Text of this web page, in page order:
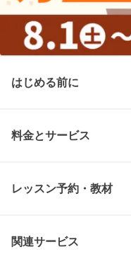
はじめる前に
料金とサービス
レッスン予約・教材
関連サービス